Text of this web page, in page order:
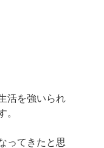
活を強いられ
。
ってきたと思